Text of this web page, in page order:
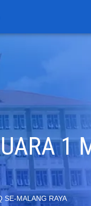
1
SE-MALANG RAYA